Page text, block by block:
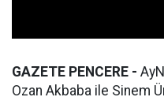
GAZETE PENCERE -
Ozan Akbaba ile Sinem